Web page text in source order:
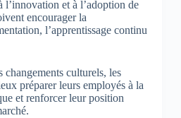
l’innovation et à l’adoption de
encourager la
l’apprentissage continu
changements culturels, les
préparer leurs employés à la
et renforcer leur position